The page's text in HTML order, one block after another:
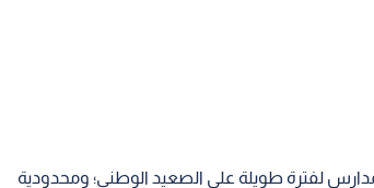
لفترة طويلة على الصعيد الوطني؛ ومحدودية